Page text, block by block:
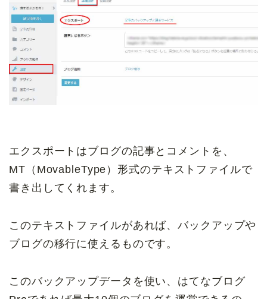
エクスポートはブログの記事とコメントを、
MT（MovableType）形式のテキストファイルで
書き出してくれます。
このテキストファイルがあれば、バックアップや
ブログの移行に使えるものです。
このバックアップデータを使い、はてなブログ